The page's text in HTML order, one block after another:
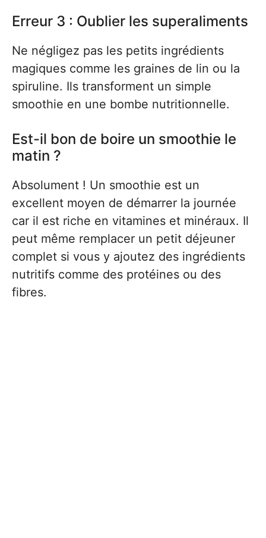
Erreur 3 : Oublier les superaliments
Ne négligez pas les petits ingrédients
magiques comme les graines de lin ou la
spiruline. Ils transforment un simple
smoothie en une bombe nutritionnelle.
Est-il bon de boire un smoothie le
matin ?
Absolument ! Un smoothie est un
excellent moyen de démarrer la journée
car il est riche en vitamines et minéraux. Il
peut même remplacer un petit déjeuner
complet si vous y ajoutez des ingrédients
nutritifs comme des protéines ou des
fibres.